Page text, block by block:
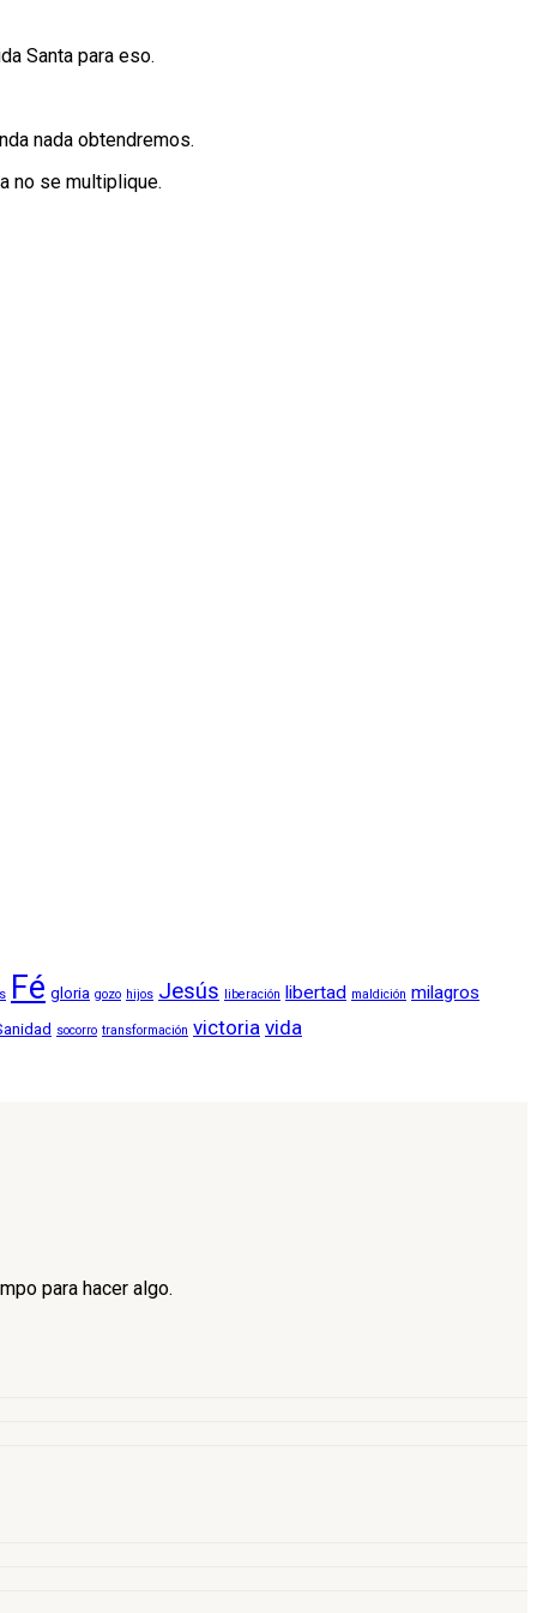
Santa para eso.
nada obtendremos.
no se multiplique.
Fé gloria gozo hijos Jesús liberación libertad maldición milagros
socorro transformación victoria vida
para hacer algo.